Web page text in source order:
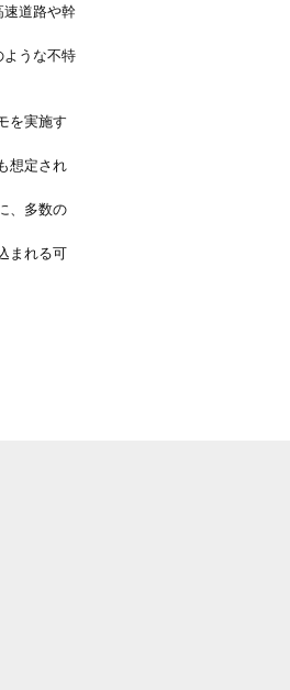
速道路や幹
ような不特
を実施す
想定され
、多数の
まれる可